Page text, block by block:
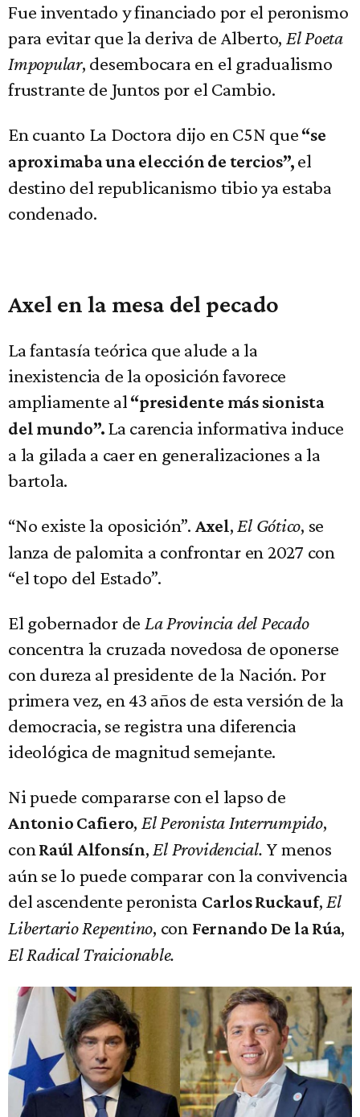
Fue inventado y financiado por el peronismo
para evitar que la deriva de Alberto, El Poeta
Impopular, desembocara en el gradualismo
frustrante de Juntos por el Cambio.
En cuanto La Doctora dijo en C5N que “se
aproximaba una elección de tercios”, el
destino del republicanismo tibio ya estaba
condenado.
Axel en la mesa del pecado
La fantasía teórica que alude a la
inexistencia de la oposición favorece
ampliamente al “presidente más sionista
del mundo”. La carencia informativa induce
a la gilada a caer en generalizaciones a la
bartola.
“No existe la oposición”. Axel, El Gótico, se
lanza de palomita a confrontar en 2027 con
“el topo del Estado”.
El gobernador de La Provincia del Pecado
concentra la cruzada novedosa de oponerse
con dureza al presidente de la Nación. Por
primera vez, en 43 años de esta versión de la
democracia, se registra una diferencia
ideológica de magnitud semejante.
Ni puede compararse con el lapso de
Antonio Cafiero, El Peronista Interrumpido,
conRaúl Alfonsín, El Providencial. Y menos
aún se lo puede comparar con la convivencia
del ascendente peronista Carlos Ruckauf, El
Libertario Repentino, con Fernando De la Rúa,
El Radical Traicionable.